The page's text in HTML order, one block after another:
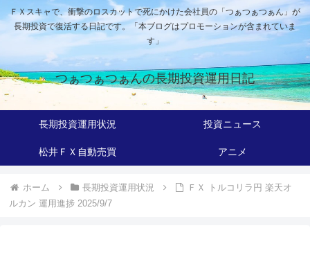
ＦＸスキャで、衝撃のロスカットで死にかけた会社員の「つぁつぁつぁん」が
長期投資で復活する日記です。「本ブログはプロモーションが含まれていま
す」
つぁつぁつぁんの長期投資運用日記
長期投資運用状況 投資ニュース
松井ＦＸ自動売買 アニメ
ホーム 長期投資運用状況
ＦＸ トルコリラ円 楽天オ
ルカン 運用進捗 2025/9/7